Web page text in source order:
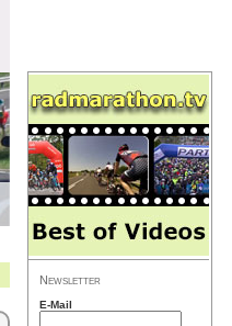
Newsletter
E-Mail